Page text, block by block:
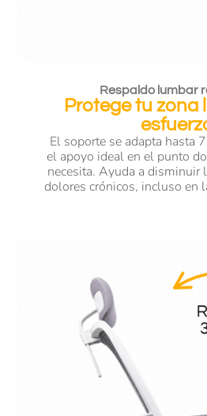
Respaldo lumbar
Protege tu zona
El soporte se adapta hasta
el apoyo ideal en el punto
necesita. Ayuda a disminuir
dolores crónicos, incluso en